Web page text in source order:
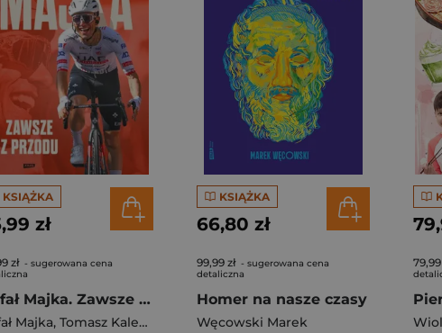
KSIĄŻKA
zł
zł - sugerowana cena
Rafał Majka. Zawsze z przodu. Rozmawia Tomasz Kalemba - książka z autografem
Majka, Tomasz Kalemba
KSIĄŻKA
66,80 zł
99,99 zł - sugerowana cena
detaliczna
Homer na nasze czasy
Węcowski Marek
79,99